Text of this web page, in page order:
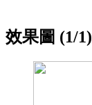
效果圖 (1/1)